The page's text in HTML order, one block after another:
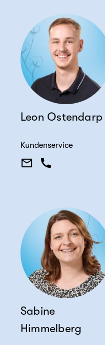
Leon Ostendarp
Kundenservice
Sabine
Himmelberg